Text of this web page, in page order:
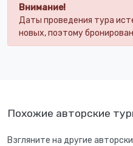
Внимание!
Даты проведения тура
новых, поэтому
Похожие авторские
Взгляните на другие